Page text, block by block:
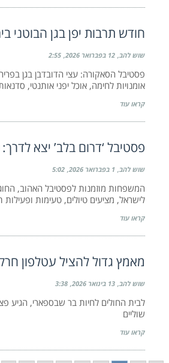
חודש תרבות יפן בגן הבוטני
שוש להב 12 בפברואר 2026 2:55
פסטיבל הסאקורה: עצי הדובדבן בגן
אומנויות לחימה, אוכל יפני אותנטי,
קראו עוד
פסטיבל ‘דרום בלב’ יצא לדרך:
שוש להב 1 בפברואר 2026 5:02
לישראל, מציעים טיולים, טעימות ופעילות
קראו עוד
מאמץ גדול להציל עטלפון
שוש להב 13 בינואר 2026 3:38
שוליים
קראו עוד